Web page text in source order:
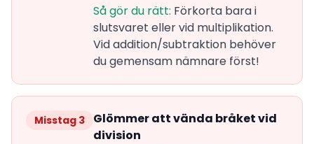
Så gör du rätt: Förkorta bara i
slutsvaret eller vid multiplikation.
Vid addition/subtraktion behöver
du gemensam nämnare först!
Misstag 3
Glömmer att vända bråket vid
division